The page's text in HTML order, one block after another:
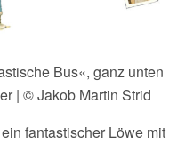
Bus«, ganz unten
| © Jakob Martin Strid
fantastischer Löwe mit